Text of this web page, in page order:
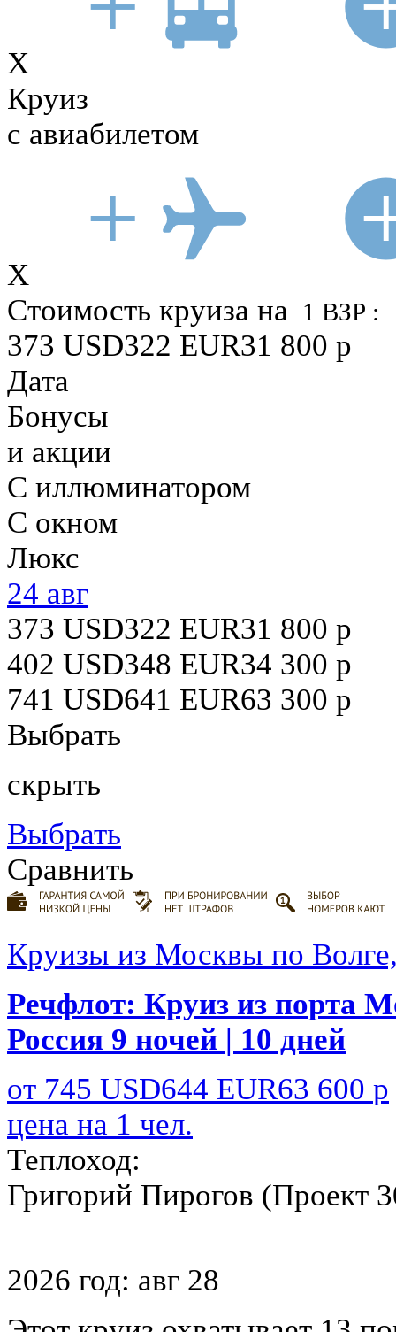
X
Круиз
с авиабилетом
X
Стоимость круиза на 1 ВЗР :
373 USD322 EUR31 800 р
Дата
Бонусы
и акции
С иллюминатором
С окном
Люкс
24 авг
373 USD322 EUR31 800 р
402 USD348 EUR34 300 р
741 USD641 EUR63 300 р
Выбрать
скрыть
Выбрать
Сравнить
Круизы из Москвы по
Речфлот: Круиз из порта
Россия 9 ночей | 10 дней
от 745 USD644 EUR63 600 р
цена на 1 чел.
Теплоход:
Григорий Пирогов (Проект
2026 год: авг 28